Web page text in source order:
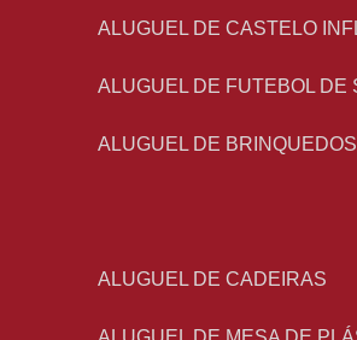
ALUGUEL DE CASTELO
ALUGUEL DE FUTEBOL DE
ALUGUEL DE
ALUGUEL DE CADEIRAS